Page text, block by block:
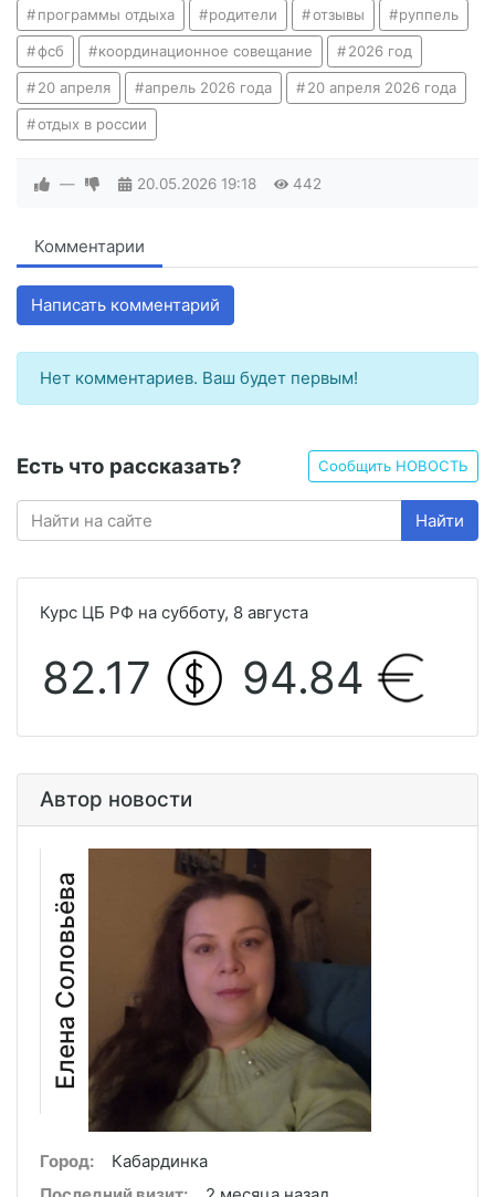
программы отдыха родители отзывы руппель
фсб координационное совещание 2026 год
20 апреля апрель 2026 года 20 апреля 2026 года
отдых в россии
— 20.05.2026 19:18 442
Комментарии
Написать комментарий
Нет комментариев. Ваш будет первым!
Есть что рассказать? Сообщить НОВОСТЬ
Найти
Курс ЦБ РФ на субботу, 8 августа
82.17 94.84
Автор новости
Елена Соловьёва
Город:
Кабардинка